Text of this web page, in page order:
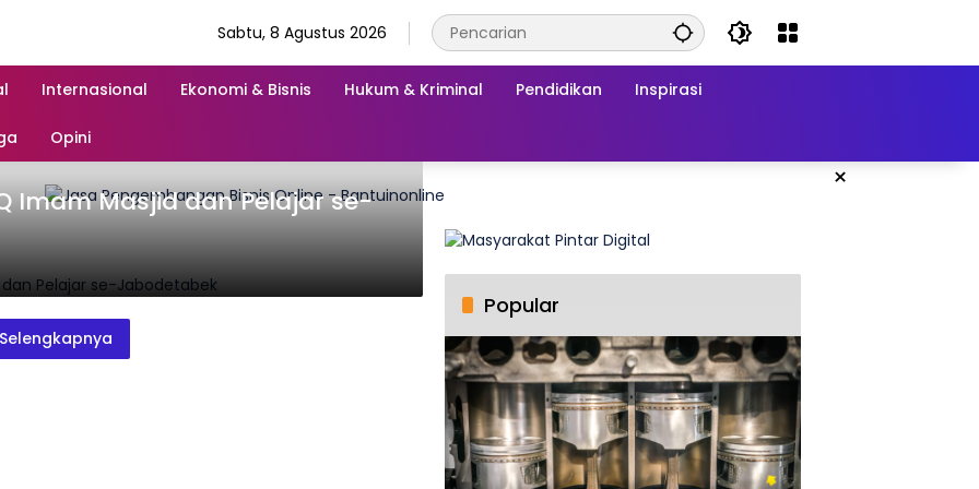
Sabtu, 8 Agustus 2026
Internasional Ekonomi & Bisnis Hukum & Kriminal Pendidikan Inspirasi
Opini
×
Imam Masjid dan Pelajar se-
Selengkapnya
Popular